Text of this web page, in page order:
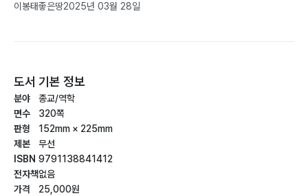
이봉태좋은땅2025년 03월 28일
도서 기본 정보
분야
면수
판형
제본
ISBN
전자책
가격
종교/역학
320쪽
152mm × 225mm
무선
9791138841412
없음
25,000원